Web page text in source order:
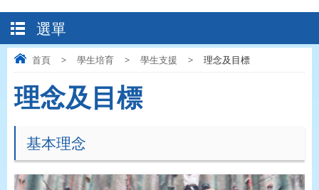
選單
首頁 > 學生培育 > 學生支援 > 理念及目標
理念及目標
基本理念